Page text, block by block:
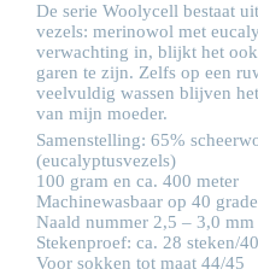
De serie Woolycell bestaat
vezels: merinowol met
verwachting in, blijkt het ook
garen te zijn. Zelfs op een
veelvuldig wassen blijven
van mijn moeder.
Samenstelling: 65%
(eucalyptusvezels)
100 gram en ca. 400 meter
Machinewasbaar op 40
Naald nummer 2,5 – 3,0 mm
Stekenproef: ca. 28 steken/
Voor sokken tot maat 44/45